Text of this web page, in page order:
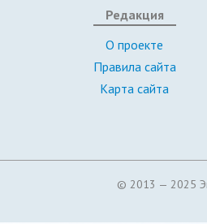
Редакция
О проекте
Правила сайта
Карта сайта
© 2013 — 2025